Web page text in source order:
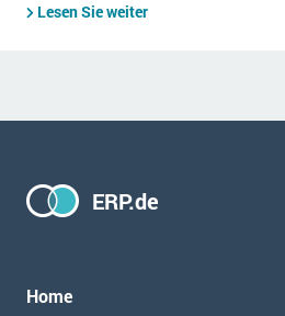
Lesen Sie weiter
ERP.de
Home